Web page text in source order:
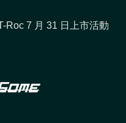
Roc 7 月 31 日上市活動